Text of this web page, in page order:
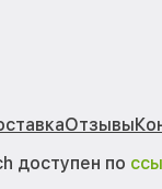
Отзывы
доступен по